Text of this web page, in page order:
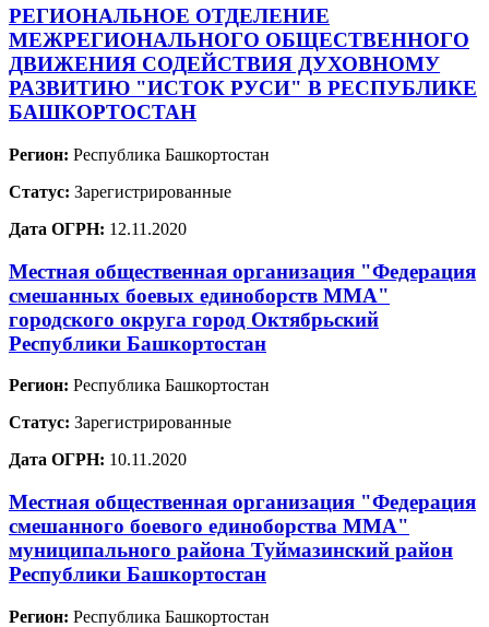
РЕГИОНАЛЬНОЕ ОТДЕЛЕНИЕ
МЕЖРЕГИОНАЛЬНОГО ОБЩЕСТВЕННОГО
ДВИЖЕНИЯ СОДЕЙСТВИЯ ДУХОВНОМУ
РАЗВИТИЮ "ИСТОК РУСИ" В РЕСПУБЛИКЕ
БАШКОРТОСТАН
Регион: Республика Башкортостан
Статус: Зарегистрированные
Дата ОГРН: 12.11.2020
Местная общественная организация "Федерация
смешанных боевых единоборств ММА"
городского округа город Октябрьский
Республики Башкортостан
Регион: Республика Башкортостан
Статус: Зарегистрированные
Дата ОГРН: 10.11.2020
Местная общественная организация "Федерация
смешанного боевого единоборства ММА"
муниципального района Туймазинский район
Республики Башкортостан
Регион: Республика Башкортостан